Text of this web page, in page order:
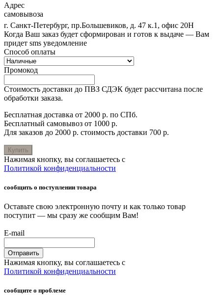
Адрес
самовывоза
г. Санкт-Петербург, пр.Большевиков, д. 47 к.1, офис 20Н
Когда Ваш заказ будет сформирован и готов к выдаче — Вам
придет sms уведомление
Способ оплаты
Промокод
Стоимость доставки до ПВЗ СДЭК будет рассчитана после
обработки заказа.
Бесплатная доставка от 2000 р. по СПб.
Бесплатный самовывоз от 1000 р.
Для заказов до 2000 р. стоимость доставки 700 р.
Купить
Нажимая кнопку, вы соглашаетесь с
Политикой конфиденциальности
сообщить о поступлении товара
Оставьте свою электронную почту и как только товар
поступит — мы сразу же сообщим Вам!
E-mail
Отправить
Нажимая кнопку, вы соглашаетесь с
Политикой конфиденциальности
сообщите о проблеме